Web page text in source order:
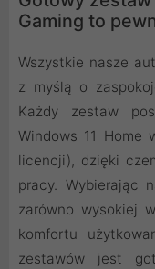
Gaming to
Wszystkie nasze
z myślą o
Każdy zestaw
Windows 11 Home
licencji), dzięki
pracy. Wybierając
zarówno wysokiej
komfortu
zestawów jest